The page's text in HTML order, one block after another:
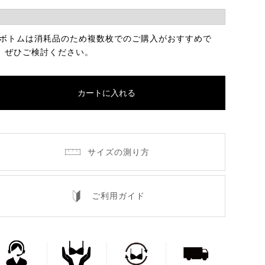
トムは消耗品のため複数枚でのご購入がおすすめで
ぜひご検討ください。
カートに入れる
サイズの測り方
ご利用ガイド